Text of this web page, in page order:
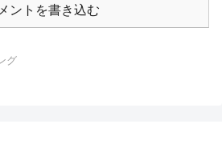
ントを書き込む
グ